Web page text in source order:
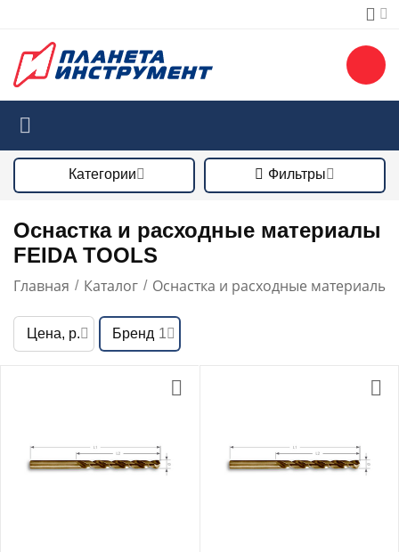
Категории Фильтры
Оснастка и расходные материалы
FEIDA TOOLS
Главная / Каталог / Оснастка и расходные материалы
Цена, р. Бренд 1